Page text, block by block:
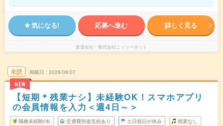
気になる! 応募へ進む 詳しく見る
派遣会社 株式会社ニッソーネット
未読
NEW
掲載日 2026/08/07
【短期＊残業ナシ】未経験OK！スマホアプリ
の会員情報を入力＜週4日～＞
職種未経験OK 交通費別途支給あり 土日祝日が休み 残業なし